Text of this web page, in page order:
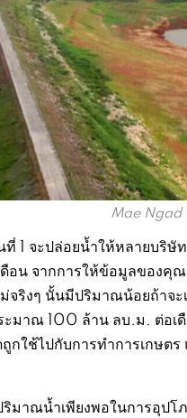
Mae Ngad
1 จะปล่อยน้ำให้หลายบริ
อน จากการให้ข้อมูลของ
ม่จริงๆ นั้นมีปริมาณน้อยถ้า
มาณ 100 ล้าน ลบ.ม. ต่อเ
ใช้ไปกับการทำการเกษตร
ริมาณน้ำเพียงพอในการอุป